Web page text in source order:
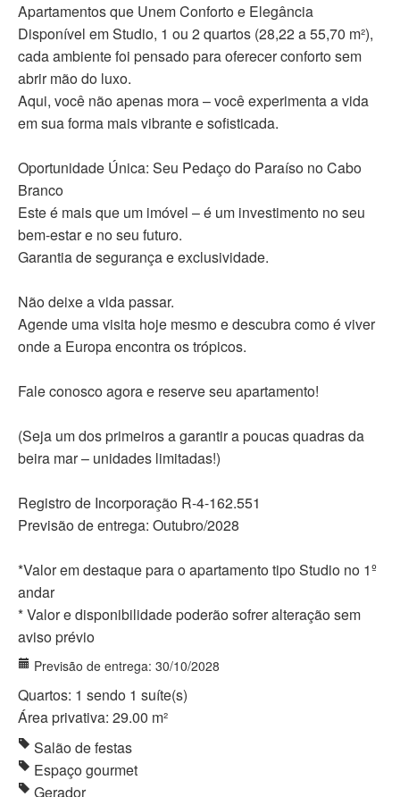
Apartamentos que Unem Conforto e Elegância
Disponível em Studio, 1 ou 2 quartos (28,22 a 55,70 m²),
cada ambiente foi pensado para oferecer conforto sem
abrir mão do luxo.
Aqui, você não apenas mora – você experimenta a vida
em sua forma mais vibrante e sofisticada.
Oportunidade Única: Seu Pedaço do Paraíso no Cabo
Branco
Este é mais que um imóvel – é um investimento no seu
bem-estar e no seu futuro.
Garantia de segurança e exclusividade.
Não deixe a vida passar.
Agende uma visita hoje mesmo e descubra como é viver
onde a Europa encontra os trópicos.
Fale conosco agora e reserve seu apartamento!
(Seja um dos primeiros a garantir a poucas quadras da
beira mar – unidades limitadas!)
Registro de Incorporação R-4-162.551
Previsão de entrega: Outubro/2028
*Valor em destaque para o apartamento tipo Studio no 1º
andar
* Valor e disponibilidade poderão sofrer alteração sem
aviso prévio
Previsão de entrega: 30/10/2028
Quartos: 1 sendo 1 suíte(s)
Área privativa: 29.00 m²
Salão de festas
Espaço gourmet
Gerador